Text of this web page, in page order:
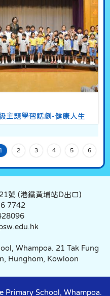
主題學習話劇-健康人生
1 2 3 4 5 6
號 (港鐵黃埔站D出口)
7742
Whampoa. 21 Tak Fung
Hunghom, Kowloon
School, Whampoa.